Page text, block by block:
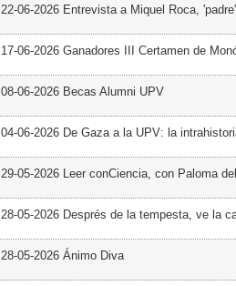
22-06-2026 Entrevista a Miquel Roca,
17-06-2026 Ganadores III Certamen de
08-06-2026 Becas Alumni UPV
04-06-2026 De Gaza a la UPV: la
29-05-2026 Leer conCiencia, con Paloma
28-05-2026 Després de la tempesta, ve la
28-05-2026 Ánimo Diva